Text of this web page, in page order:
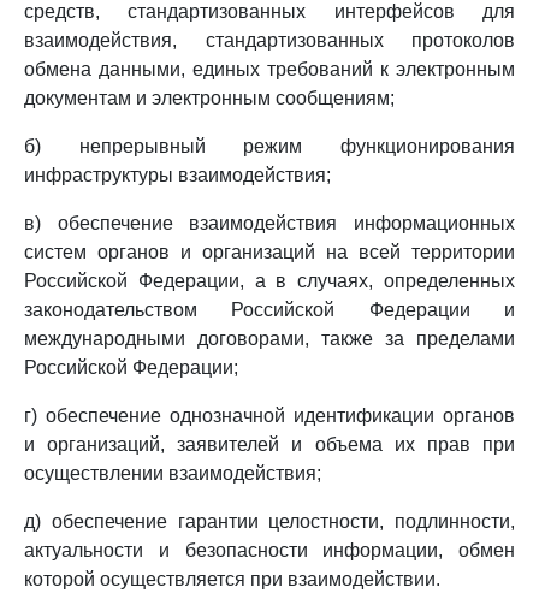
средств, стандартизованных интерфейсов для
взаимодействия, стандартизованных протоколов
обмена данными, единых требований к электронным
документам и электронным сообщениям;
б) непрерывный режим функционирования
инфраструктуры взаимодействия;
в) обеспечение взаимодействия информационных
систем органов и организаций на всей территории
Российской Федерации, а в случаях, определенных
законодательством Российской Федерации и
международными договорами, также за пределами
Российской Федерации;
г) обеспечение однозначной идентификации органов
и организаций, заявителей и объема их прав при
осуществлении взаимодействия;
д) обеспечение гарантии целостности, подлинности,
актуальности и безопасности информации, обмен
которой осуществляется при взаимодействии.